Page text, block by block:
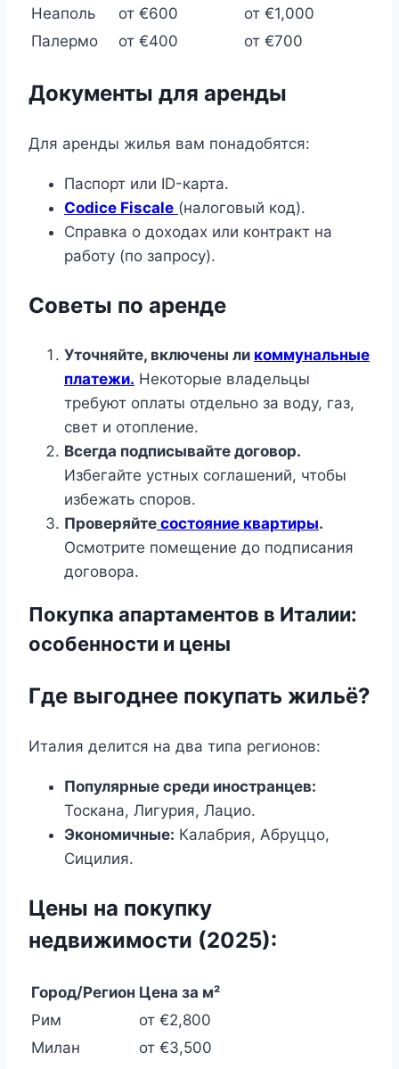
Неаполь
от €600
от €1,000
Палермо
от €400 от €700
Документы для аренды
Для аренды жилья вам понадобятся:
Паспорт или ID-карта.
Codice Fiscale (налоговый код).
Справка о доходах или контракт на
работу (по запросу).
Советы по аренде
Уточняйте, включены ли коммунальные
платежи. Некоторые владельцы
требуют оплаты отдельно за воду, газ,
свет и отопление.
Всегда подписывайте договор.
Избегайте устных соглашений, чтобы
избежать споров.
Проверяйте состояние квартиры.
Осмотрите помещение до подписания
договора.
Покупка апартаментов в Италии:
особенности и цены
Где выгоднее покупать жильё?
Италия делится на два типа регионов:
Популярные среди иностранцев:
Тоскана, Лигурия, Лацио.
Экономичные: Калабрия, Абруццо,
Сицилия.
Цены на покупку
недвижимости (2025):
Город/Регион Цена за м²
Рим
от €2,800
Милан
от €3,500